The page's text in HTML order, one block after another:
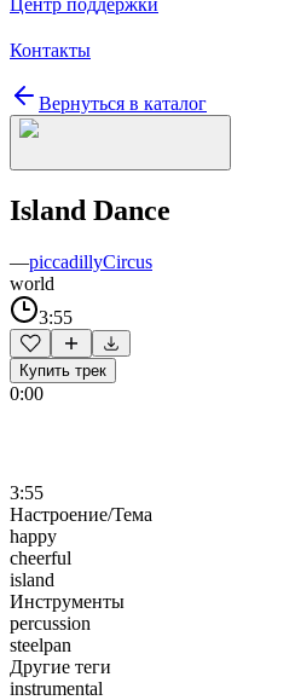
Центр поддержки
Контакты
Вернуться в каталог
Island Dance
—piccadillyCircus
world
3:55
Купить трек
0:00
3:55
Настроение/Тема
happy
cheerful
island
Инструменты
percussion
steelpan
Другие теги
instrumental